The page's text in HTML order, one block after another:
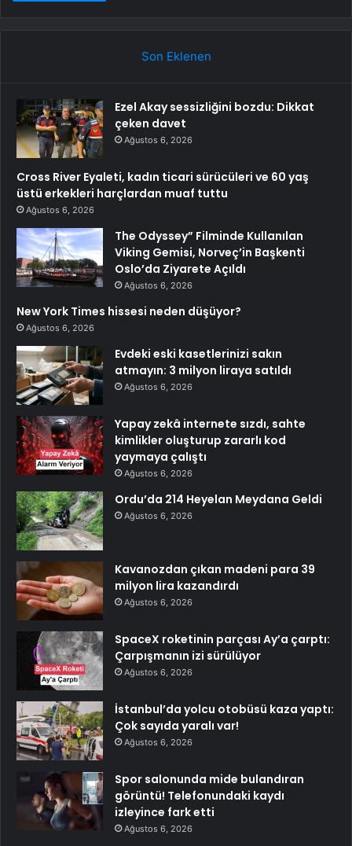
Son Eklenen
Ezel Akay sessizliğini bozdu: Dikkat
çeken davet
Ağustos 6, 2026
Cross River Eyaleti, kadın ticari sürücüleri ve 60 yaş
üstü erkekleri harçlardan muaf tuttu
Ağustos 6, 2026
The Odyssey” Filminde Kullanılan
Viking Gemisi, Norveç’in Başkenti
Oslo’da Ziyarete Açıldı
Ağustos 6, 2026
New York Times hissesi neden düşüyor?
Ağustos 6, 2026
Evdeki eski kasetlerinizi sakın
atmayın: 3 milyon liraya satıldı
Ağustos 6, 2026
Yapay zekâ internete sızdı, sahte
kimlikler oluşturup zararlı kod
yaymaya çalıştı
Ağustos 6, 2026
Ordu’da 214 Heyelan Meydana Geldi
Ağustos 6, 2026
Kavanozdan çıkan madeni para 39
milyon lira kazandırdı
Ağustos 6, 2026
SpaceX roketinin parçası Ay’a çarptı:
Çarpışmanın izi sürülüyor
Ağustos 6, 2026
İstanbul’da yolcu otobüsü kaza yaptı:
Çok sayıda yaralı var!
Ağustos 6, 2026
Spor salonunda mide bulandıran
görüntü! Telefonundaki kaydı
izleyince fark etti
Ağustos 6, 2026